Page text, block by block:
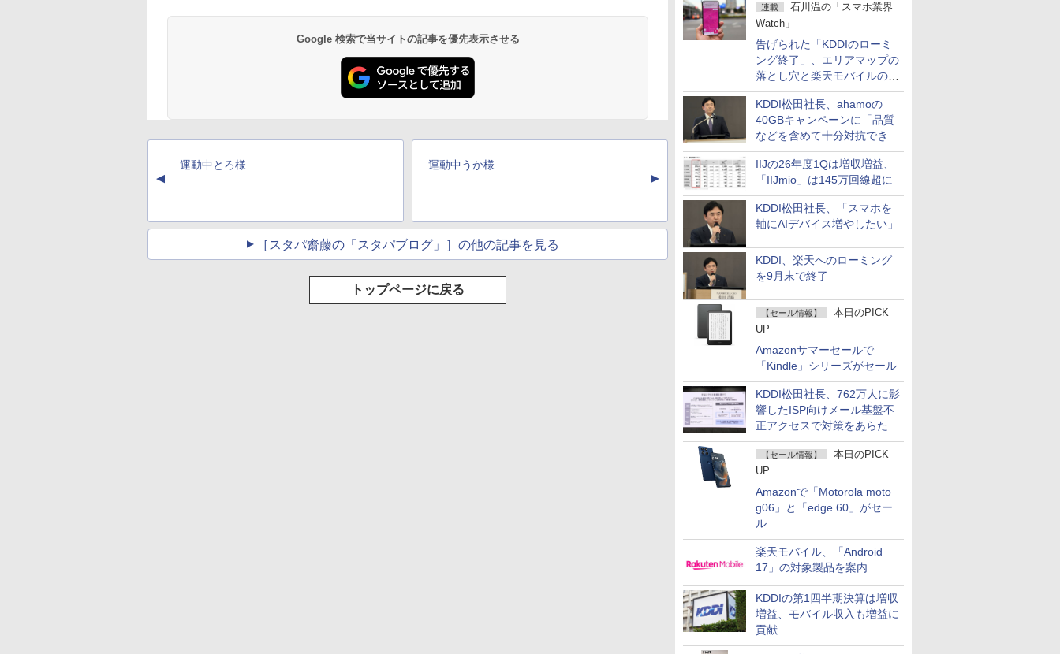
連載
石川温の「スマホ業界
Watch」
告げられた「KDDIのローミ
ング終了」、エリアマップの
落とし穴と楽天モバイルの課
題
KDDI松田社長、ahamoの
40GBキャンペーンに「品質
などを含めて十分対抗でき
る」
IIJの26年度1Qは増収増益、
「IIJmio」は145万回線超に
KDDI松田社長、「スマホを
軸にAIデバイス増やしたい」
KDDI、楽天へのローミング
を9月末で終了
【セール情報】
本日のPICK
UP
Amazonサマーセールで
「Kindle」シリーズがセール
KDDI松田社長、762万人に影
響したISP向けメール基盤不
正アクセスで対策をあらため
て説明
【セール情報】
本日のPICK
UP
Amazonで「Motorola moto
g06」と「edge 60」がセー
ル
楽天モバイル、「Android
17」の対象製品を案内
KDDIの第1四半期決算は増収
増益、モバイル収入も増益に
貢献
Google 検索で当サイトの記事を優先表示させる
▲
運動中とろ様 運動中うか様
▲
［スタパ齋藤の「スタパブログ」］の他の記事を見る
トップページに戻る